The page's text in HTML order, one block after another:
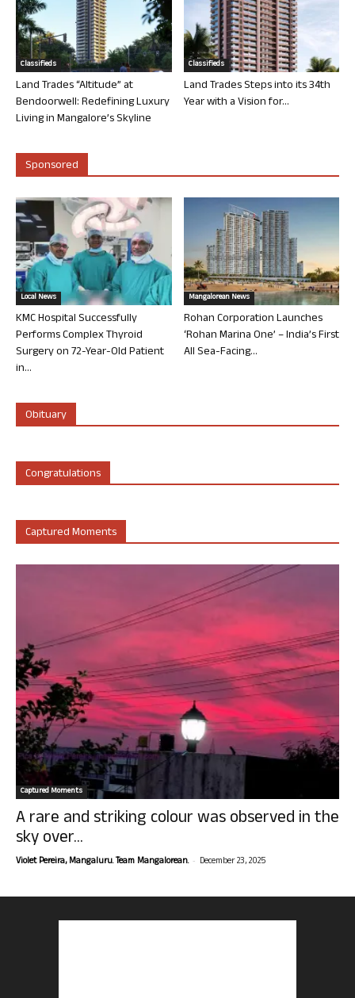
Classifieds
Land Trades “Altitude” at
Bendoorwell: Redefining Luxury
Living in Mangalore’s Skyline
Classifieds
Land Trades Steps into its 34th
Year with a Vision for...
Sponsored
Local News
KMC Hospital Successfully
Performs Complex Thyroid
Surgery on 72-Year-Old Patient
in...
Mangalorean News
Rohan Corporation Launches
‘Rohan Marina One’ – India’s First
All Sea-Facing...
Obituary
Congratulations
Captured Moments
Captured Moments
A rare and striking colour was observed in the
sky over...
Violet Pereira, Mangaluru. Team Mangalorean. - December 23, 2025